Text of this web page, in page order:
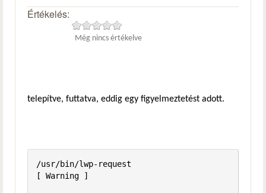
Értékelés:
Még nincs értékelve
telepítve, futtatva, eddig egy figyelmeztetést adott.
/usr/bin/lwp-request
[ Warning ]